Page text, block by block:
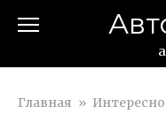
Главная »